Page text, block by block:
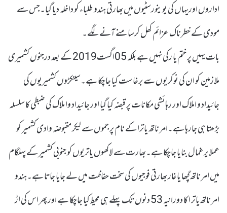
اداروں اوریہاں کی یوینورسٹیوں میں بھارتی ہندو طلباء کو داخلہ دیا گیا۔جس سے
مودی کے خطرناک عزائم کھل کرسامنے آنے لگے۔
بات یہیں پر ختم یا رکی نہیں ہے بلکہ 05اگست2019 کے بعد درجنوں کشمیری
ملازمین کو ان کی نوکریوں سے برخاست کیا جاچکا ہے۔سینکڑوں کشمیریوں کی
جائیداد و املاک اور رہائشی مکانات پر قبضہ کیا گیا اور جائیداد وا ملاک کی ضبطی کا سلسلہ
بڑھتا ہی جارہا ہے۔امر ناتھ یاترا کے نام پر جموں سے لیکر مقبوضہ وادی کشمیر کو
عملا یرغمال بنایا جاچکا ہے۔بھارت سے لاکھوں یاتریوں کو جنوبی کشمیر کے پہلگام
میں امر ناتھ گپھا یا غار بھارتی فوجیوں کی سخت حفاظت میں لے جایا جاتا ہے۔ہندو
امر ناتھ یاتر ا کا دورانیہ 53 دنوں تک پہلے ہی محیط کیا جاچکا ہے اور پھر اس کی اڑ